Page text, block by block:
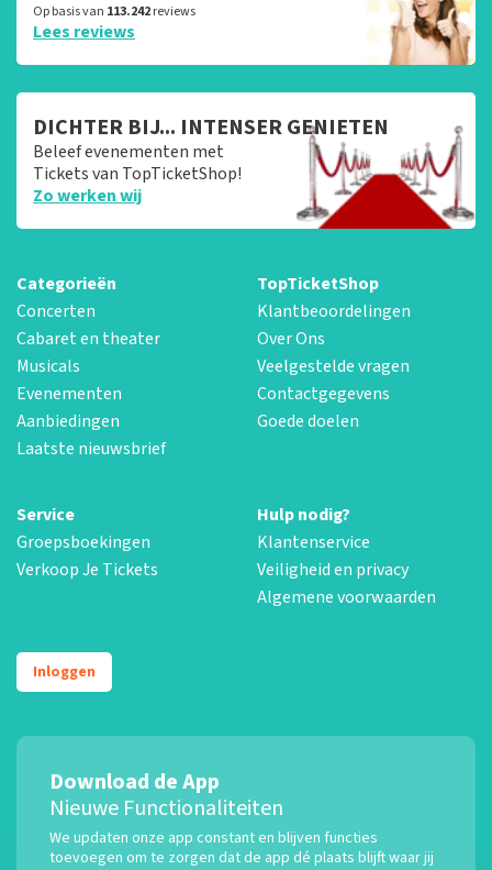
Op basis van 113.242reviews
Lees reviews
DICHTER BIJ... INTENSER GENIETEN
Beleef evenementen met
Tickets van TopTicketShop!
Zo werken wij
Categorieën
Concerten
Cabaret en theater
Musicals
Evenementen
Aanbiedingen
Laatste nieuwsbrief
TopTicketShop
Klantbeoordelingen
Over Ons
Veelgestelde vragen
Contactgegevens
Goede doelen
Service
Groepsboekingen
Verkoop Je Tickets
Hulp nodig?
Klantenservice
Veiligheid en privacy
Algemene voorwaarden
Inloggen
Download de App
Nieuwe Functionaliteiten
We updaten onze app constant en blijven functies
toevoegen om te zorgen dat de app dé plaats blijft waar jij